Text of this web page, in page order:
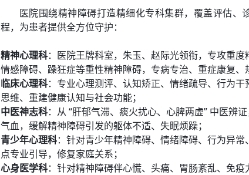
医院围绕精神障碍打造精细化专科集群，覆盖评估、
程，为患者提供全方位守护：
精神心理科：医院王牌科室，朱玉、赵际光领衔，专攻重
情感障碍、躁狂症等重性精神障碍，专病专治、重症康复、
临床心理科：专业心理测评、认知矫正、情绪疏导、行为
思维、重建健康认知与社会功能；
中医神志科：从 “肝郁气滞、痰火扰心、心脾两虚” 中医辨
气血，缓解精神障碍引发的躯体不适、失眠烦躁；
青少年心理科：针对青少年精神障碍、情绪障碍、行为异
点专业引导，修复家庭关系；
心身医学科：针对精神障碍伴心慌、头痛、胃肠紊乱、免